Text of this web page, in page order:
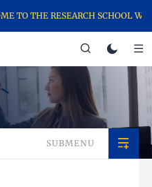
TO THE RESEARCH SCHOOL
SUBMENU